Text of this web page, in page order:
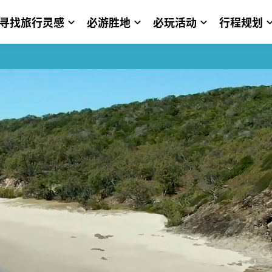
找旅行灵感 必游胜地 必玩活动 行程规划